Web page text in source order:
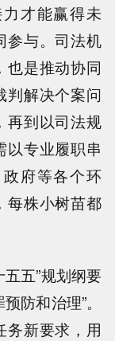
才能赢得未
参与。司法机
也是推动协同
判解决个案问
再到以司法规
以专业履职串
府等各个环
每株小树苗都
五”规划纲要
防和治理”。
务新要求，用